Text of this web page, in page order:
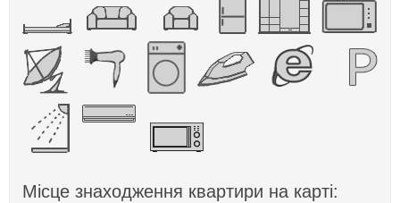
Місце знаходження квартири на карті: